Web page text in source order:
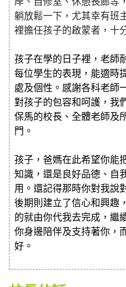
岸、自修室、休憩長廊等
躺放鬆一下，尤其幸有班
裡擔任孩子的啟蒙者，十
孩子在學的日子裡，老師
每位學生的表現，能適時
處及個性。感謝各科老師
對孩子的包容和呵護， 我
保馬的校長、 全體老師及
門。
孩子， 爸媽在此希望你能
知識，還是良好品德、自
用。還記得那時你對我說
後期則建立了信心和興趣
的就由你代我去完成，繼
你身邊陪伴及支持著你，
好。